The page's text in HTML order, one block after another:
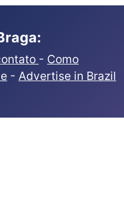
- Como
- Advertise in Brazil